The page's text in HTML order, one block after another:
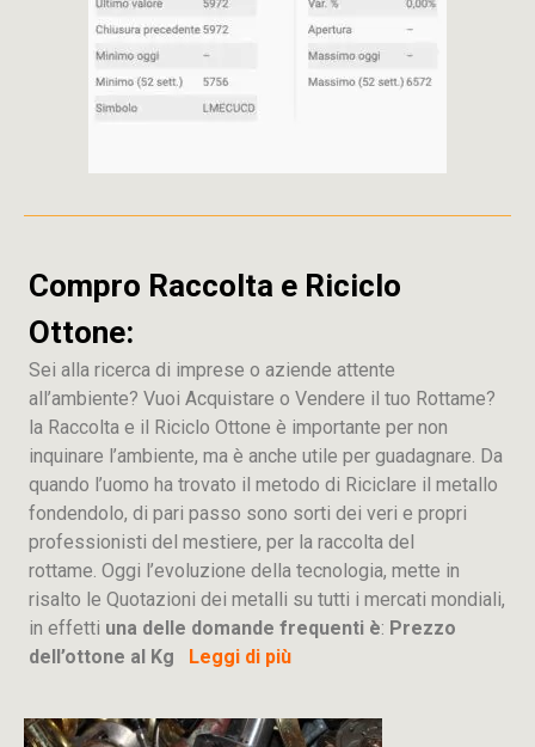
Compro Raccolta e Riciclo
Ottone:
Sei alla ricerca di imprese o aziende attente
all’ambiente? Vuoi Acquistare o Vendere il tuo Rottame?
la Raccolta e il Riciclo Ottone è importante per non
inquinare l’ambiente, ma è anche utile per guadagnare. Da
quando l’uomo ha trovato il metodo di Riciclare il metallo
fondendolo, di pari passo sono sorti dei veri e propri
professionisti del mestiere, per la raccolta del
rottame. Oggi l’evoluzione della tecnologia, mette in
risalto le Quotazioni dei metalli su tutti i mercati mondiali,
in effetti una delle domande frequenti è: Prezzo
dell’ottone al Kg Leggi di più